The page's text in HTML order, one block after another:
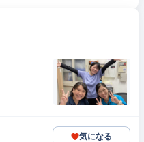
気になる